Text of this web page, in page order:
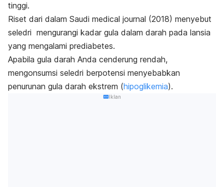
tinggi.
Riset dari dalam Saudi medical journal (2018) menyebut
seledri mengurangi kadar gula dalam darah pada lansia
yang mengalami prediabetes.
Apabila gula darah Anda cenderung rendah,
mengonsumsi seledri berpotensi menyebabkan
penurunan gula darah ekstrem (hipoglikemia).
Iklan